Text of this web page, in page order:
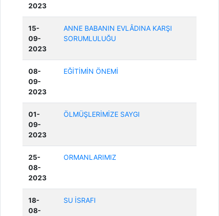
2023
15-
09-
2023
ANNE BABANIN EVLÂDINA KARŞI
SORUMLULUĞU
08-
09-
2023
EĞİTİMİN ÖNEMİ
01-
09-
2023
ÖLMÜŞLERİMİZE SAYGI
25-
08-
2023
ORMANLARIMIZ
18-
08-
SU İSRAFI